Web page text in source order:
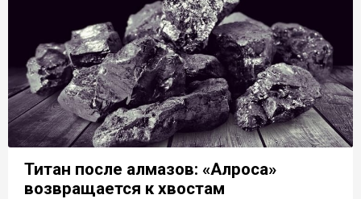
Титан после алмазов: «Алроса»
возвращается к хвостам